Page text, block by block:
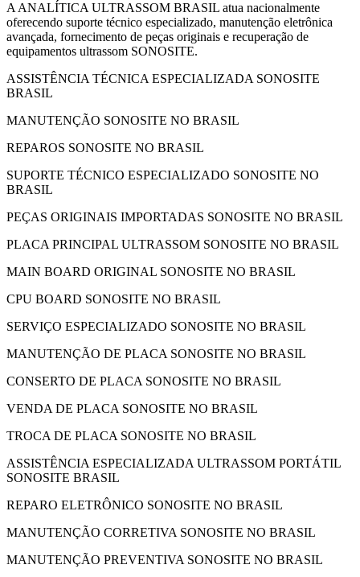
A ANALÍTICA ULTRASSOM BRASIL atua nacionalmente
oferecendo suporte técnico especializado, manutenção eletrônica
avançada, fornecimento de peças originais e recuperação de
equipamentos ultrassom SONOSITE.
ASSISTÊNCIA TÉCNICA ESPECIALIZADA SONOSITE
BRASIL
MANUTENÇÃO SONOSITE NO BRASIL
REPAROS SONOSITE NO BRASIL
SUPORTE TÉCNICO ESPECIALIZADO SONOSITE NO
BRASIL
PEÇAS ORIGINAIS IMPORTADAS SONOSITE NO BRASIL
PLACA PRINCIPAL ULTRASSOM SONOSITE NO BRASIL
MAIN BOARD ORIGINAL SONOSITE NO BRASIL
CPU BOARD SONOSITE NO BRASIL
SERVIÇO ESPECIALIZADO SONOSITE NO BRASIL
MANUTENÇÃO DE PLACA SONOSITE NO BRASIL
CONSERTO DE PLACA SONOSITE NO BRASIL
VENDA DE PLACA SONOSITE NO BRASIL
TROCA DE PLACA SONOSITE NO BRASIL
ASSISTÊNCIA ESPECIALIZADA ULTRASSOM PORTÁTIL
SONOSITE BRASIL
REPARO ELETRÔNICO SONOSITE NO BRASIL
MANUTENÇÃO CORRETIVA SONOSITE NO BRASIL
MANUTENÇÃO PREVENTIVA SONOSITE NO BRASIL